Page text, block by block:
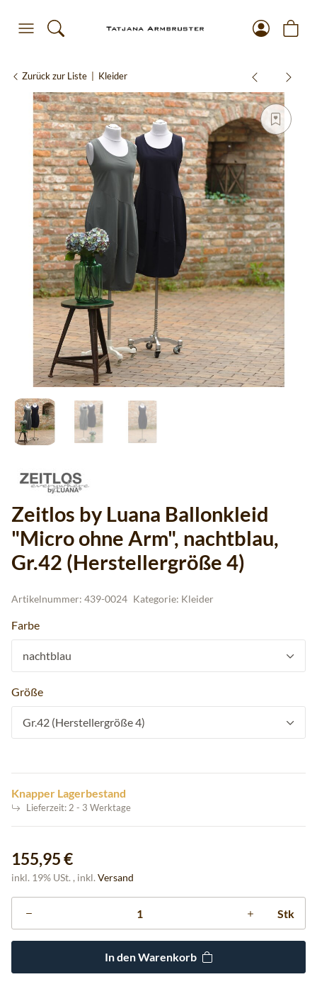
Zurück zur Liste Kleider
Zeitlos by Luana Ballonkleid
"Micro ohne Arm", nachtblau,
Gr.42 (Herstellergröße 4)
Artikelnummer: 439-0024 Kategorie: Kleider
Farbe
nachtblau
Größe
Gr.42 (Herstellergröße 4)
Knapper Lagerbestand
Lieferzeit: 2 - 3 Werktage
155,95 €
inkl. 19% USt. , inkl. Versand
Stk
In den Warenkorb